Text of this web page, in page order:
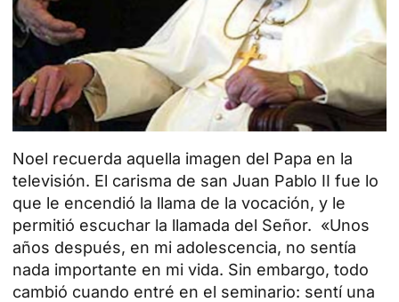
Noel recuerda aquella imagen del Papa en la
televisión. El carisma de san Juan Pablo II fue lo
que le encendió la llama de la vocación, y le
permitió escuchar la llamada del Señor. «Unos
años después, en mi adolescencia, no sentía
nada importante en mi vida. Sin embargo, todo
cambió cuando entré en el seminario: sentí una